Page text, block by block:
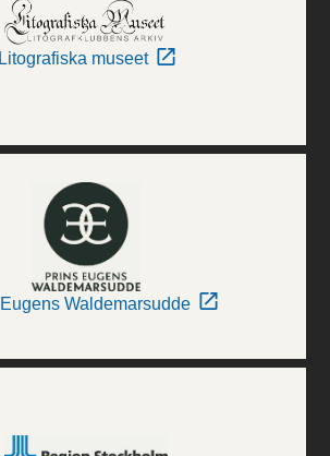
Litografiska museet
Waldemarsudde